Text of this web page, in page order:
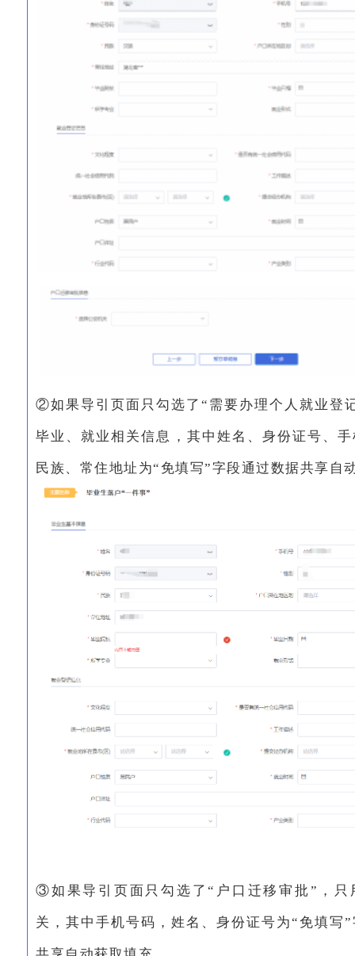
②如果导引页面只勾选了“需要办理个人就业登
毕业、就业相关信息，其中姓名、身份证号、
民族、常住地址为“免填写”字段通过数据共享自
③如果导引页面只勾选了“户口迁移审批”，只
关，其中手机号码，姓名、身份证号为“免填写